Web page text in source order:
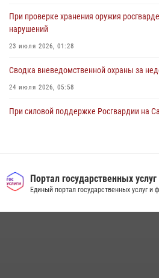
При проверке хранения оружия
нарушений
23 июля 2026, 01:28
Сводка вневедомственной охраны за
24 июля 2026, 05:58
При силовой поддержке Росгвардии на
17 июля 2026, 04:37
Портал государственных услуг
Единый портал государственных услуг и